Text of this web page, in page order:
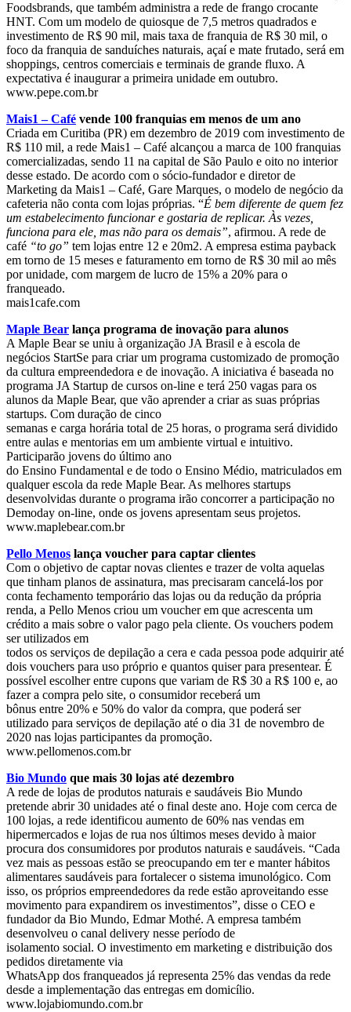
Foodsbrands, que também administra a rede de frango crocante
HNT. Com um modelo de quiosque de 7,5 metros quadrados e
investimento de R$ 90 mil, mais taxa de franquia de R$ 30 mil, o
foco da franquia de sanduíches naturais, açaí e mate frutado, será em
shoppings, centros comerciais e terminais de grande fluxo. A
expectativa é inaugurar a primeira unidade em outubro.
www.pepe.com.br
Mais1 – Café vende 100 franquias em menos de um ano
Criada em Curitiba (PR) em dezembro de 2019 com investimento de
R$ 110 mil, a rede Mais1 – Café alcançou a marca de 100 franquias
comercializadas, sendo 11 na capital de São Paulo e oito no interior
desse estado. De acordo com o sócio-fundador e diretor de
Marketing da Mais1 – Café, Gare Marques, o modelo de negócio da
cafeteria não conta com lojas próprias. “É bem diferente de quem fez
um estabelecimento funcionar e gostaria de replicar. Às vezes,
funciona para ele, mas não para os demais”, afirmou. A rede de
café “to go” tem lojas entre 12 e 20m2. A empresa estima payback
em torno de 15 meses e faturamento em torno de R$ 30 mil ao mês
por unidade, com margem de lucro de 15% a 20% para o
franqueado.
mais1cafe.com
Maple Bear lança programa de inovação para alunos
A Maple Bear se uniu à organização JA Brasil e à escola de
negócios StartSe para criar um programa customizado de promoção
da cultura empreendedora e de inovação. A iniciativa é baseada no
programa JA Startup de cursos on-line e terá 250 vagas para os
alunos da Maple Bear, que vão aprender a criar as suas próprias
startups. Com duração de cinco
semanas e carga horária total de 25 horas, o programa será dividido
entre aulas e mentorias em um ambiente virtual e intuitivo.
Participarão jovens do último ano
do Ensino Fundamental e de todo o Ensino Médio, matriculados em
qualquer escola da rede Maple Bear. As melhores startups
desenvolvidas durante o programa irão concorrer a participação no
Demoday on-line, onde os jovens apresentam seus projetos.
www.maplebear.com.br
Pello Menos lança voucher para captar clientes
Com o objetivo de captar novas clientes e trazer de volta aquelas
que tinham planos de assinatura, mas precisaram cancelá-los por
conta fechamento temporário das lojas ou da redução da própria
renda, a Pello Menos criou um voucher em que acrescenta um
crédito a mais sobre o valor pago pela cliente. Os vouchers podem
ser utilizados em
todos os serviços de depilação a cera e cada pessoa pode adquirir até
dois vouchers para uso próprio e quantos quiser para presentear. É
possível escolher entre cupons que variam de R$ 30 a R$ 100 e, ao
fazer a compra pelo site, o consumidor receberá um
bônus entre 20% e 50% do valor da compra, que poderá ser
utilizado para serviços de depilação até o dia 31 de novembro de
2020 nas lojas participantes da promoção.
www.pellomenos.com.br
Bio Mundo que mais 30 lojas até dezembro
A rede de lojas de produtos naturais e saudáveis Bio Mundo
pretende abrir 30 unidades até o final deste ano. Hoje com cerca de
100 lojas, a rede identificou aumento de 60% nas vendas em
hipermercados e lojas de rua nos últimos meses devido à maior
procura dos consumidores por produtos naturais e saudáveis. “Cada
vez mais as pessoas estão se preocupando em ter e manter hábitos
alimentares saudáveis para fortalecer o sistema imunológico. Com
isso, os próprios empreendedores da rede estão aproveitando esse
movimento para expandirem os investimentos”, disse o CEO e
fundador da Bio Mundo, Edmar Mothé. A empresa também
desenvolveu o canal delivery nesse período de
isolamento social. O investimento em marketing e distribuição dos
pedidos diretamente via
WhatsApp dos franqueados já representa 25% das vendas da rede
desde a implementação das entregas em domicílio.
www.lojabiomundo.com.br